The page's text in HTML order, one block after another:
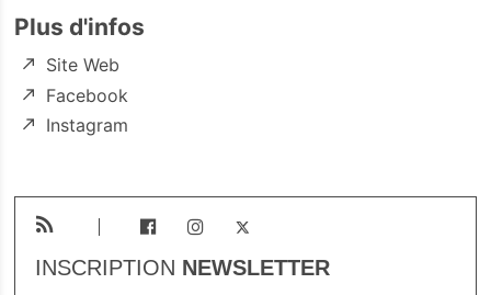
Plus d'infos
Site Web
Facebook
Instagram
INSCRIPTION NEWSLETTER